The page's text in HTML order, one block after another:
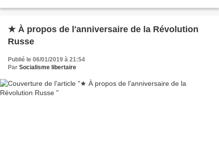
★ À propos de l'anniversaire de la Révolution
Russe
Publié le 06/01/2019 à 21:54
Par Socialisme libertaire